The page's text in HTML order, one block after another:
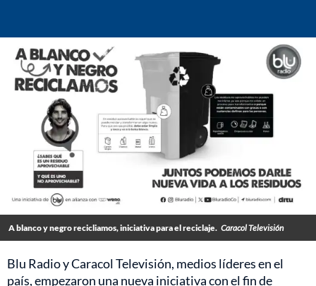
A blanco y negro recicliamos, iniciativa para el reciclaje. Caracol Televisión
Blu Radio y Caracol Televisión, medios líderes en el
país, empezaron una nueva iniciativa con el fin de